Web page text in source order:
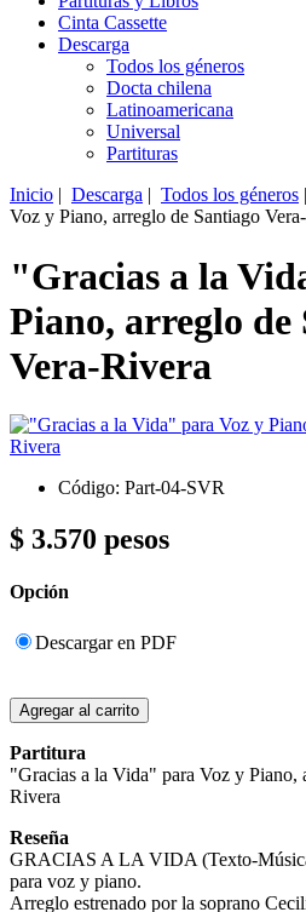
Cinta Cassette
Descarga
Todos los géneros
Docta chilena
Latinoamericana
Universal
Partituras
Inicio | Descarga | Todos los géneros
Voz y Piano, arreglo de Santiago
"Gracias a la
Piano, arreglo de
Vera-Rivera
Código: Part-04-SVR
$ 3.570 pesos
Opción
Descargar en PDF
Partitura
"Gracias a la Vida" para Voz y Piano,
Rivera
Reseña
GRACIAS A LA VIDA (Texto-
para voz y piano.
Arreglo estrenado por la soprano